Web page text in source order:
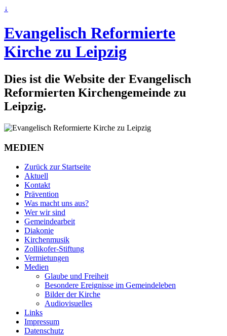
↓
Evangelisch Reformierte
Kirche zu Leipzig
Dies ist die Website der Evangelisch
Reformierten Kirchengemeinde zu
Leipzig.
MEDIEN
Zurück zur Startseite
Aktuell
Kontakt
Prävention
Was macht uns aus?
Wer wir sind
Gemeindearbeit
Diakonie
Kirchenmusik
Zollikofer-Stiftung
Vermietungen
Medien
Glaube und Freiheit
Besondere Ereignisse im Gemeindeleben
Bilder der Kirche
Audiovisuelles
Links
Impressum
Datenschutz